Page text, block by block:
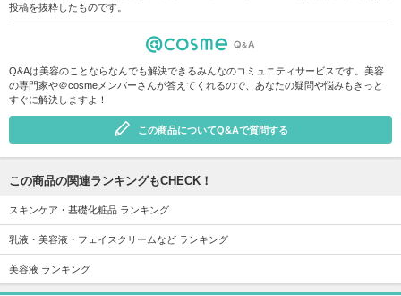
投稿を抜粋したものです。
Q&Aは美容のことならなんでも解決できるみんなのコミュニティサービスです。美容
の専門家や＠cosmeメンバーさんが答えてくれるので、あなたの疑問や悩みもきっと
すぐに解決しますよ！
この商品についてQ&Aで質問する
この商品の関連ランキングもCHECK！
スキンケア・基礎化粧品 ランキング
乳液・美容液・フェイスクリームなど ランキング
美容液 ランキング